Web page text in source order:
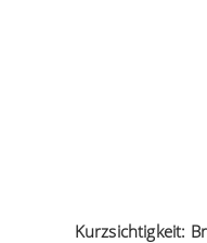
Kurzsichtigkeit: